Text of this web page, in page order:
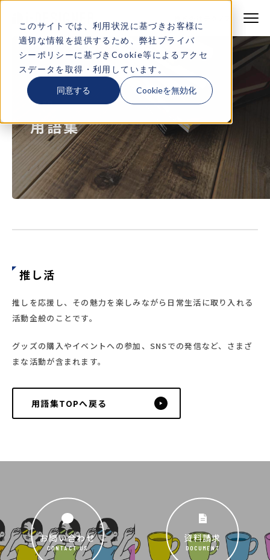
このサイトでは、利用状況に基づきお客様に
適切な情報を提供するため、弊社 プライバ
シーポリシーに基づきCookie等によるアクセ
スデータを取得・利用しています。
同意する Cookieを無効化
お問い合わせ・資料請求
製品・サービス
特長
導入事例
デモサイト一覧
TERM
用語集
推し活
推しを応援し、その魅力を楽しみながら日常生活に取り入れる
活動全般のことです。
グッズの購入やイベントへの参加、SNSでの発信など、さまざ
まな活動が含まれます。
用語集TOPへ戻る
お問い合わせ
CONTACT US
資料請求
DOCUMENT